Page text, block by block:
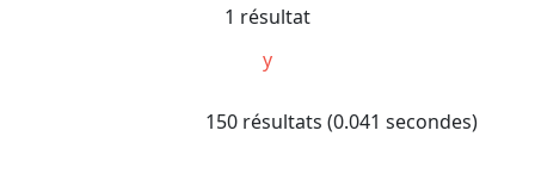
1 résultat
y
150 résultats (0.041 secondes)